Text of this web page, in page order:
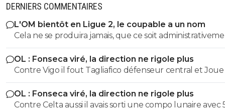
DERNIERS COMMENTAIRES
L'OM bientôt en Ligue 2, le coupable a un nom
Cela ne se produira jamais, que ce soit
sportivement. Pour la bonne raison que tout comme
l'OM reste un atout majeur et indispensable à la
de la Ligue 1 malgré ses performances en dents de scie.
ces clubs le championnat ne se vendrait plus du tout,
rayonnement diminuerait drastiquement, du moins
qu'aucun autre club ne se développera de façon très
OL : Fonseca viré, la direction ne rigole plus
Contre Vigo il fout Tagliafico défenseur central et Joue
une défense à 5
OL : Fonseca viré, la direction ne rigole plus
Contre Celta aussi il avais sorti une compo lunaire avec